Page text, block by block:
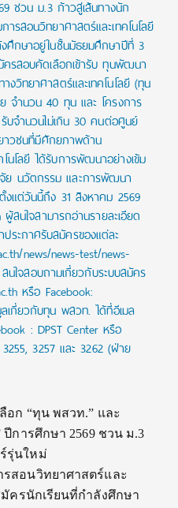
ชวน ม.3 ก้าวสู่เส้นทางนัก
รสอนวิทยาศาสตร์และเทคโนโลยี
ศึกษาอยู่ในชั้นมัธยมศึกษาปีที่ 3
รสอบคัดเลือกเข้ารับ ทุนพัฒนา
งวิทยาศาสตร์และเทคโนโลยี (ทุน
จำนวน 40 ทุน และ โครงการ
บจำนวนไม่เกิน 30 คนต่อศูนย์
ยาวชนที่มีศักยภาพด้าน
โลยี ได้รับการพัฒนาอย่างเข้ม
ย นวัตกรรม และการพัฒนา
งแต่วันนี้ถึง 31 สิงหาคม 2569
สนใจสามารถอ่านรายละเอียด
ะกาศรับสมัครของแต่ละ
news/news-test/news-
นใจสอบถามเกี่ยวกับระบบสมัคร
หรือ Facebook:
เกี่ยวกับทุน พสวท. ได้ที่อีเมล
: DPST Center หรือ
3257 และ 3262 (ฝ่าย
อก “ทุน พสวท.” และ
ปีการศึกษา 2569 ชวน ม.3
ร์รุ่นใหม่
วิทยาศาสตร์และ
ครนักเรียนที่กำลังศึกษา